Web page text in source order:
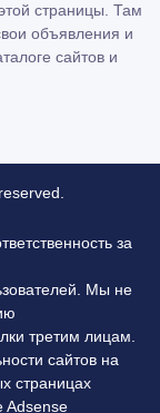
страницы. Там
объявления и
сайтов и
за
Мы не
третим лицам.
сайтов на
страницах
Adsense